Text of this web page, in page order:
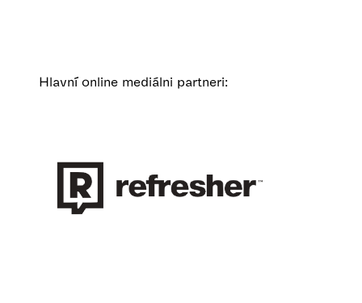
Hlavní online mediálni partneri: